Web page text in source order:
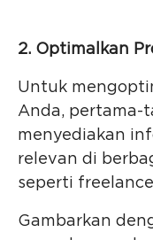
2. Optimalkan
Untuk
Anda, pertama-
menyediakan
relevan di
seperti
Gambarkan